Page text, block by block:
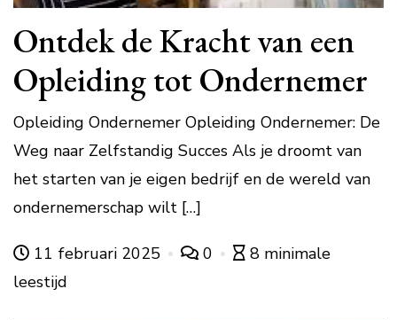
Ontdek de Kracht van een
Opleiding tot Ondernemer
Opleiding Ondernemer Opleiding Ondernemer: De
Weg naar Zelfstandig Succes Als je droomt van
het starten van je eigen bedrijf en de wereld van
ondernemerschap wilt […]
11 februari 2025 0
8 minimale
leestijd